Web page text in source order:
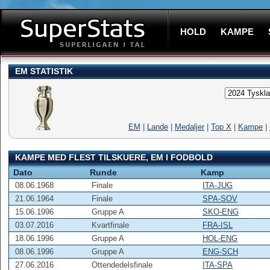
HOLD KAMPE
EM STATISTIK
EM Lande Medaljer Top X Kampe
KAMPE MED FLEST TILSKUERE, EM I FODBOLD
Dato
Runde Kamp
08.06.1968 Finale
ITA-JUG
21.06.1964
Finale
SPA-SOV
15.06.1996
Gruppe A
SKO-ENG
03.07.2016
Kvartfinale
FRA-ISL
18.06.1996
Gruppe A
HOL-ENG
08.06.1996
Gruppe A
ENG-SCH
27.06.2016
Ottendedelsfinale
ITA-SPA